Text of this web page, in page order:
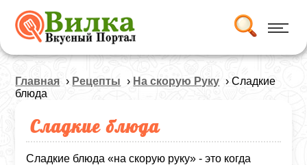
Главная › Рецепты › На скорую Руку › Сладкие
блюда
Сладкие блюда
Сладкие блюда «на скорую руку» - это когда